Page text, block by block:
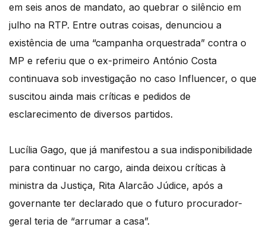
em seis anos de mandato, ao quebrar o silêncio em
julho na RTP. Entre outras coisas, denunciou a
existência de uma “campanha orquestrada” contra o
MP e referiu que o ex-primeiro António Costa
continuava sob investigação no caso Influencer, o que
suscitou ainda mais críticas e pedidos de
esclarecimento de diversos partidos.
Lucília Gago, que já manifestou a sua indisponibilidade
para continuar no cargo, ainda deixou críticas à
ministra da Justiça, Rita Alarcão Júdice, após a
governante ter declarado que o futuro procurador-
geral teria de “arrumar a casa”.